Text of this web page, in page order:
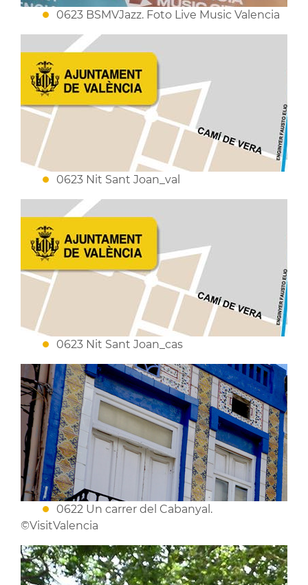
0623 BSMVJazz. Foto Live Music Valencia
0623 Nit Sant Joan_val
0623 Nit Sant Joan_cas
0622 Un carrer del Cabanyal.
©VisitValencia